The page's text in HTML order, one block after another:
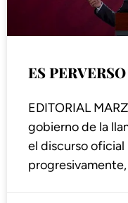
ES
EDITORIAL
gobierno de la
el discurso oficial